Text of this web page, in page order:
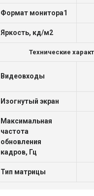
Формат монитора1
Яркость, кд/м2
Технические
Видеовходы
Изогнутый экран
Максимальная
частота
обновления
кадров, Гц
Тип матрицы